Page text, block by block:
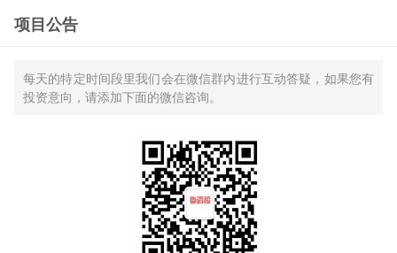
项目公告
每天的特定时间段里我们会在微信群内进行互动答疑，如果您有
投资意向，请添加下面的微信咨询。